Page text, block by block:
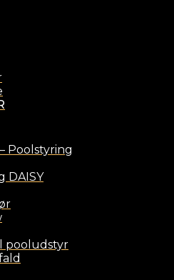
Poolstyring
DAISY
pooludstyr